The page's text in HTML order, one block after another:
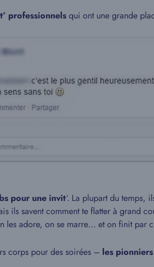
professionnelsqui ont une grande
pour une invit‘. La plupart du temps,
ils savent comment te flatter à grand
les adore, on se marre… et on finit par
corps pour des soirées – les